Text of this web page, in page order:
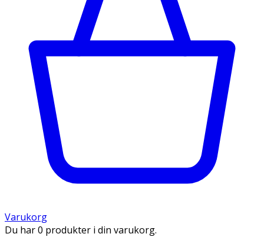
Varukorg
Du har 0 produkter i din varukorg.